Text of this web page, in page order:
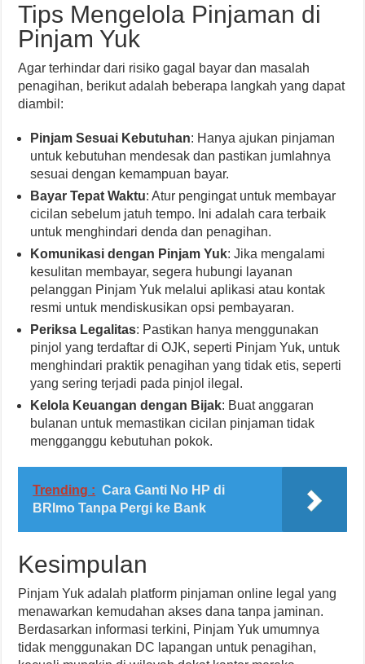
Tips Mengelola Pinjaman di
Pinjam Yuk
Agar terhindar dari risiko gagal bayar dan masalah
penagihan, berikut adalah beberapa langkah yang dapat
diambil:
Pinjam Sesuai Kebutuhan: Hanya ajukan pinjaman
untuk kebutuhan mendesak dan pastikan jumlahnya
sesuai dengan kemampuan bayar.
Bayar Tepat Waktu: Atur pengingat untuk membayar
cicilan sebelum jatuh tempo. Ini adalah cara terbaik
untuk menghindari denda dan penagihan.
Komunikasi dengan Pinjam Yuk: Jika mengalami
kesulitan membayar, segera hubungi layanan
pelanggan Pinjam Yuk melalui aplikasi atau kontak
resmi untuk mendiskusikan opsi pembayaran.
Periksa Legalitas: Pastikan hanya menggunakan
pinjol yang terdaftar di OJK, seperti Pinjam Yuk, untuk
menghindari praktik penagihan yang tidak etis, seperti
yang sering terjadi pada pinjol ilegal.
Kelola Keuangan dengan Bijak: Buat anggaran
bulanan untuk memastikan cicilan pinjaman tidak
mengganggu kebutuhan pokok.
Trending : Cara Ganti No HP di
BRImo Tanpa Pergi ke Bank
Kesimpulan
Pinjam Yuk adalah platform pinjaman online legal yang
menawarkan kemudahan akses dana tanpa jaminan.
Berdasarkan informasi terkini, Pinjam Yuk umumnya
tidak menggunakan DC lapangan untuk penagihan,